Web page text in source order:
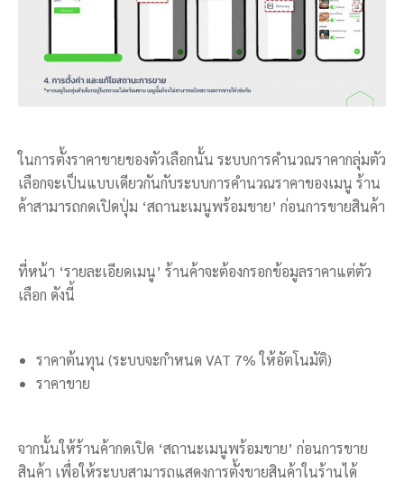
ในการตั้งราคาขายของตัวเลือกนั้น ระบบการคำนวณราคากลุ่มตัว
เลือกจะเป็นแบบเดียวกันกับระบบการคำนวณราคาของเมนู ร้าน
ค้าสามารถกดเปิดปุ่ม ‘สถานะเมนูพร้อมขาย’ ก่อนการขายสินค้า
ที่หน้า ‘รายละเอียดเมนู’ ร้านค้าจะต้องกรอกข้อมูลราคาแต่ตัว
เลือก ดังนี้
ราคาต้นทุน (ระบบจะกำหนด VAT 7% ให้อัตโนมัติ)
ราคาขาย
จากนั้นให้ร้านค้ากดเปิด ‘สถานะเมนูพร้อมขาย’ ก่อนการขาย
สินค้า เพื่อให้ระบบสามารถแสดงการตั้งขายสินค้าในร้านได้